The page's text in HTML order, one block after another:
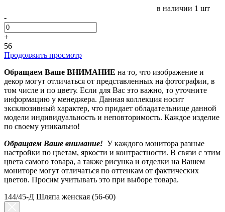
в наличии 1 шт
-
+
56
Продолжить просмотр
Обращаем Ваше ВНИМАНИЕ на то, что изображение и
декор могут отличаться от представленных на фотографии, в
том числе и по цвету. Если для Вас это важно, то уточните
информацию у менеджера. Данная коллекция носит
эксклюзивный характер, что придает обладательнице данной
модели индивидуальность и неповторимость. Каждое изделие
по своему уникально!
Обращаем Ваше внимание! У каждого монитора разные
настройки по цветам, яркости и контрастности. В связи с этим
цвета самого товара, а также рисунка и отделки на Вашем
мониторе могут отличаться по оттенкам от фактических
цветов. Просим учитывать это при выборе товара.
144/45-Д Шляпа женская (56-60)